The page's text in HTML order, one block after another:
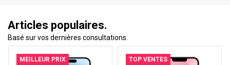
Articles populaires.
Basé sur vos dernières consultations.
MEILLEUR PRIX TOP VENTES